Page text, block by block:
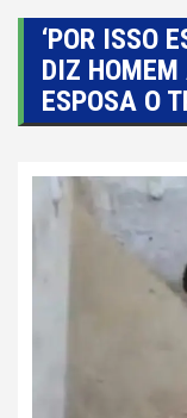
‘POR ISSO
DIZ HOMEM
ESPOSA O